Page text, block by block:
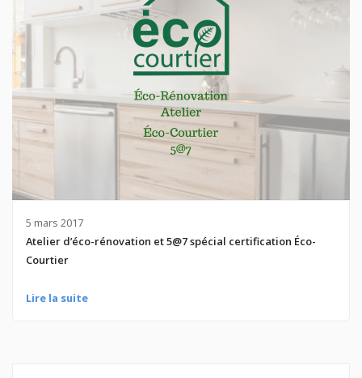
5 mars 2017
Atelier d’éco-rénovation et 5@7 spécial certification Éco-
Courtier
Lire la suite